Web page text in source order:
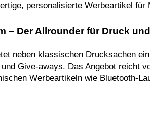
personalisierte Werbeartikel für
– Der Allrounder für Druck
neben klassischen Drucksachen
Give-aways. Das Angebot reicht
Werbeartikeln wie Bluetooth-